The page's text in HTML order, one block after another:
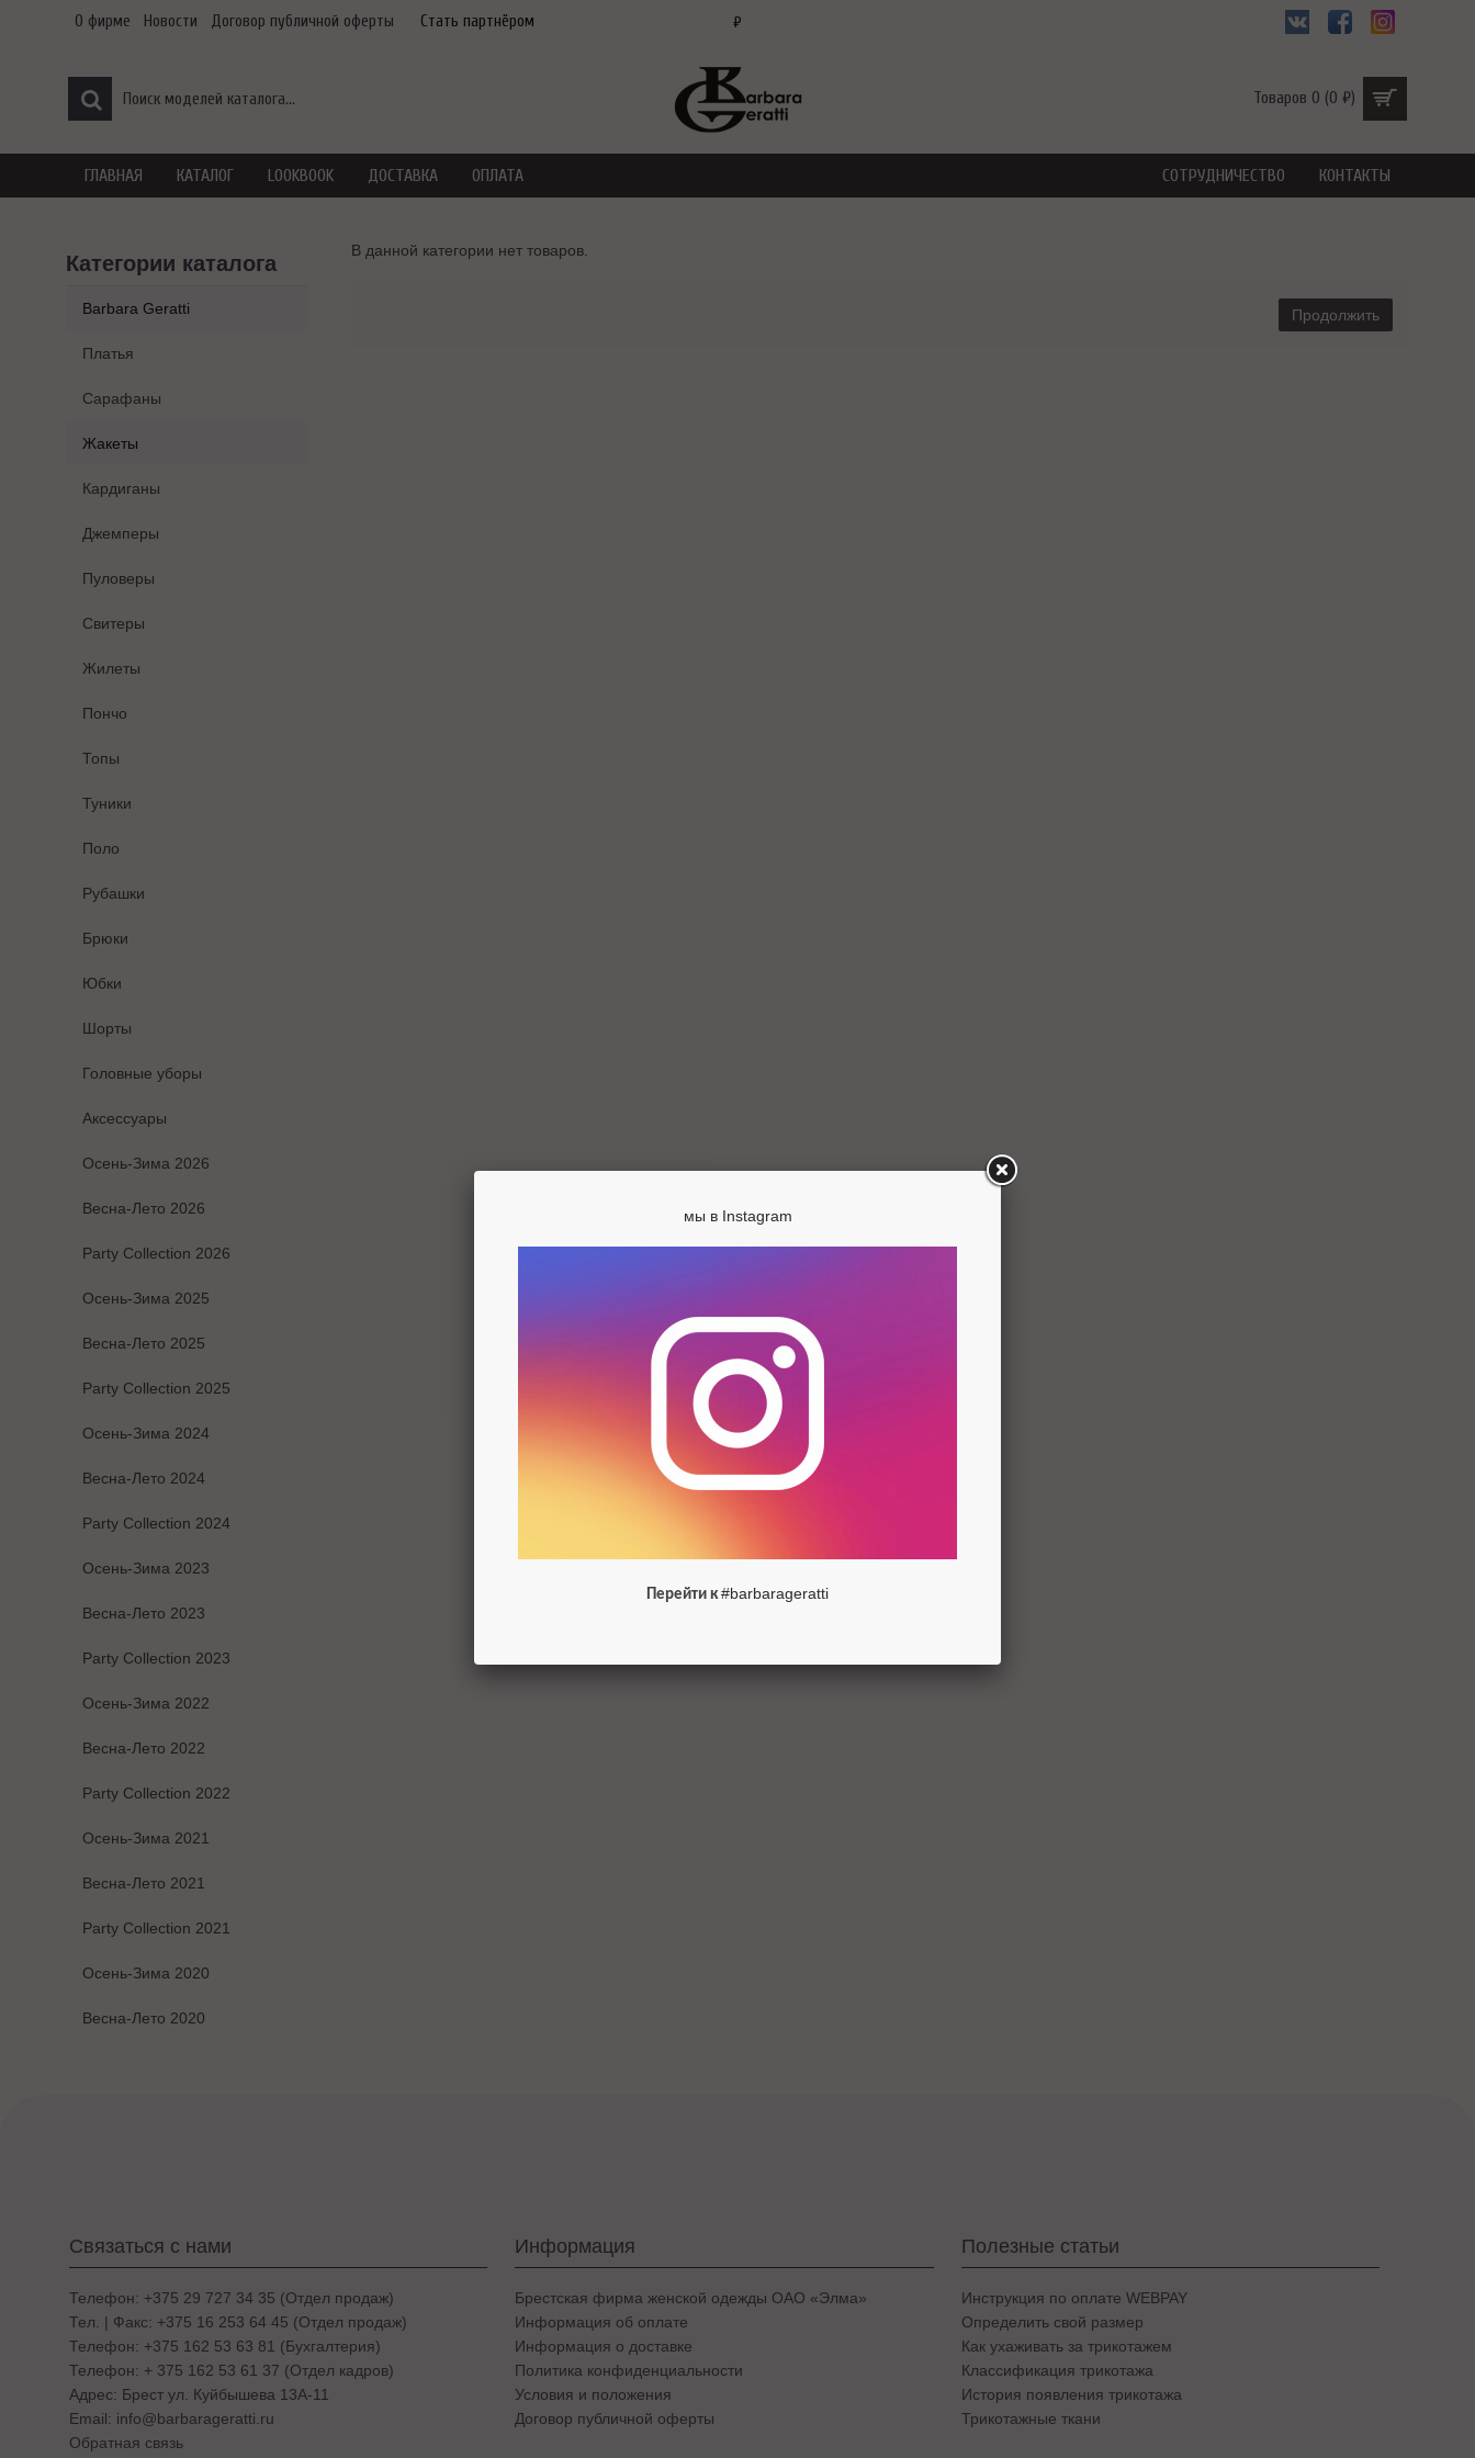
О фирме Новости Договор публичной оферты Стать партнёром ₽
Товаров 0 (0 ₽)
ГЛАВНАЯ КАТАЛОГ LOOKBOOK ДОСТАВКА ОПЛАТА КОНТАКТЫ
СОТРУДНИЧЕСТВО
Категории каталога
Barbara Geratti
Платья
Сарафаны
Жакеты
Кардиганы
Джемперы
Пуловеры
Свитеры
Жилеты
Пончо
Топы
Туники
Поло
Рубашки
Брюки
Юбки
Шорты
Головные уборы
Аксессуары
Осень-Зима 2026
Весна-Лето 2026
Party Collection 2026
Осень-Зима 2025
Весна-Лето 2025
Party Collection 2025
Осень-Зима 2024
Весна-Лето 2024
Party Collection 2024
Осень-Зима 2023
Весна-Лето 2023
Party Collection 2023
Осень-Зима 2022
Весна-Лето 2022
Party Collection 2022
Осень-Зима 2021
Весна-Лето 2021
Party Collection 2021
Осень-Зима 2020
Весна-Лето 2020
В данной категории нет товаров.
Продолжить
Связаться с нами
Телефон: +375 29 727 34 35 (Отдел продаж)
Тел. | Факс: +375 16 253 64 45 (Отдел продаж)
Телефон: +375 162 53 63 81 (Бухгалтерия)
Телефон: + 375 162 53 61 37 (Отдел кадров)
Адрес: Брест ул. Куйбышева 13A-11
Email: info@barbarageratti.ru
Обратная связь
Информация
Брестская фирма женской одежды ОАО «Элма»
Информация об оплате
Информация о доставке
Политика конфиденциальности
Условия и положения
Договор публичной оферты
Полезные статьи
Инструкция по оплате WEBPAY
Определить свой размер
Как ухаживать за трикотажем
Классификация трикотажа
История появления трикотажа
Трикотажные ткани
мы в Instagram
Перейти к#barbarageratti